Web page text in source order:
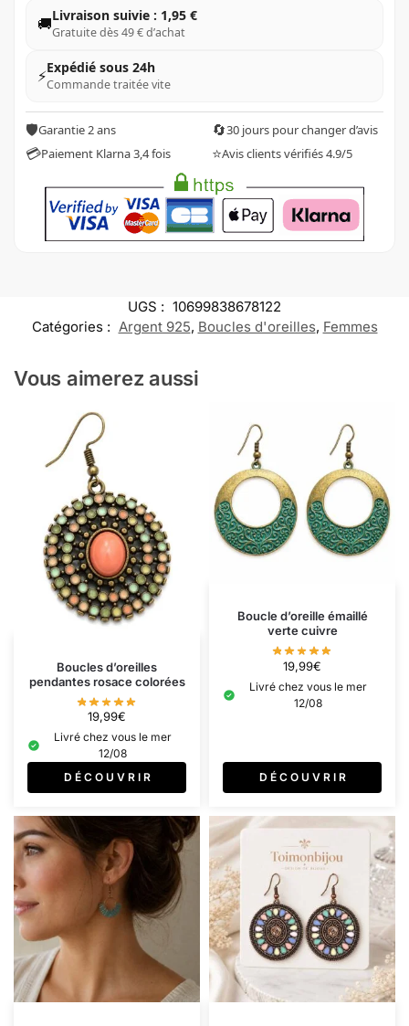
🚚Livraison suivie : 1,95 €
Gratuite dès 49 € d’achat
⚡Expédié sous 24h
Commande traitée vite
🛡️Garantie 2 ans 🔄30 jours pour changer d’avis
💳Paiement Klarna 3,4 fois ⭐Avis clients vérifiés 4.9/5
UGS : 10699838678122
Catégories : Argent 925, Boucles d'oreilles, Femmes
Vous aimerez aussi
Boucles d’oreilles
pendantes rosace colorées
19,99€
Livré chez vous le mer
12/08
D É C O U V R I R
Boucle d’oreille émaillé
verte cuivre
19,99€
Livré chez vous le mer
12/08
D É C O U V R I R